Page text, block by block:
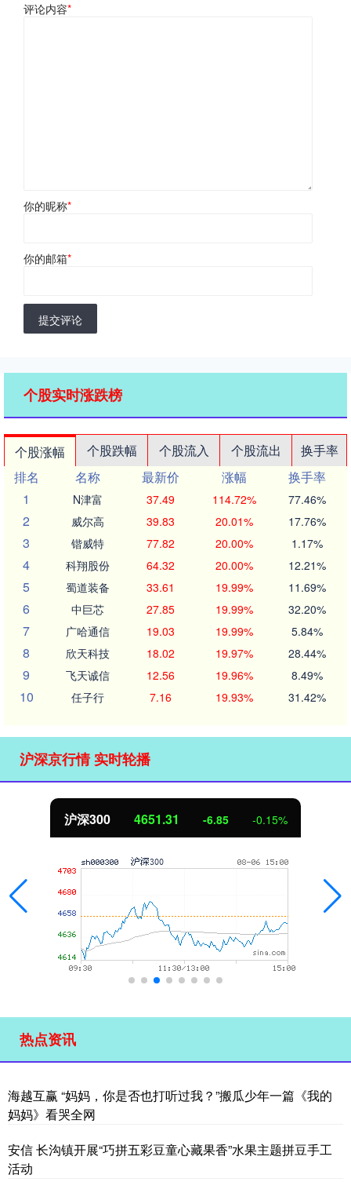
评论内容*
你的昵称*
你的邮箱*
提交评论
个股实时涨跌榜
个股涨幅 个股跌幅 个股流入 个股流出
换手率
排名
名称 最新价 涨幅
换手率
1
N津富 37.49 114.72% 77.46%
2 威尔高 39.83 20.01% 17.76%
3 锴威特 77.82 20.00% 1.17%
4 科翔股份 64.32 20.00% 12.21%
5 蜀道装备 33.61 19.99% 11.69%
6 中巨芯 27.85 19.99% 32.20%
7 广哈通信 19.03 19.99% 5.84%
8 欣天科技 18.02 19.97% 28.44%
9 飞天诚信 12.56 19.96% 8.49%
10 任子行 7.16 19.93% 31.42%
沪深京行情 实时轮播
沪深300 4651.31 -6.85 -0.15%
热点资讯
海越互赢 “妈妈，你是否也打听过我？”搬瓜少年一篇《我的
妈妈》看哭全网
安信 长沟镇开展“巧拼五彩豆童心藏果香”水果主题拼豆手工
活动